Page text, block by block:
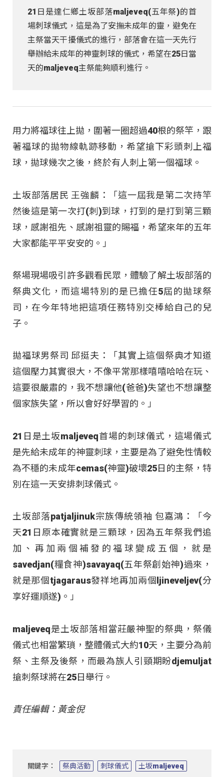
21日是達仁鄉土坂部落maljeveq(五年祭)的首
場刺球儀式，這是為了安撫未成年的靈，避免在
主祭當天干擾儀式的進行，部落會在這一天先行
舉辦給未成年的神靈刺球的儀式，希望在25日當
天的maljeveq主祭能夠順利進行。
用力將福球往上拋，圍著一圈超過40根的祭竿，跟
著福球的拋物線軌跡移動，希望搶下彩頭刺上福
球，拋球幾次之後，終於有人刺上第一個福球。
土坂部落居民 王強麟：「這一屆我是第二次持竿
然後這是第一次打(刺)到球，打到的是打到第三顆
球，感謝祖先、感謝祖靈的賜福，希望來年的五年
大家都能平平安安的。」
祭場現場吸引許多觀看民眾，體驗了解土坂部落的
祭典文化，而這場特別的是已擔任5屆的拋球祭
司，在今年特地把這項任務特別交棒給自己的兒
子。
拋福球男祭司 邱挺夫：「其實上這個祭典才知道
這個壓力其實很大，不像平常那樣嘻嘻哈哈在玩、
這要很嚴肅的，我不想讓他(爸爸)失望也不想讓整
個家族失望，所以會好好學習的。」
21日是土坂maljeveq首場的刺球儀式，這場儀式
是先給未成年的神靈刺球，主要是為了避免性情較
為不穩的未成年cemas(神靈)破壞25日的主祭，特
別在這一天安排刺球儀式。
土坂部落patjaljinuk宗族傳統領袖 包嘉鴻：「今
天21日原本確實就是三顆球，因為五年祭我們追
加、再加兩個補發的福球變成五個，就是
savedjan(糧食神)savayaq(五年祭創始神)過來，
就是那個tjagaraus發祥地再加兩個ljineveljev(分
享好運順遂)。」
maljeveq是土坂部落相當莊嚴神聖的祭典，祭儀
儀式也相當繁瑣，整體儀式大約10天，主要分為前
祭、主祭及後祭，而最為族人引頸期盼djemuljat
搶刺祭球將在25日舉行。
責任編輯：黃金倪
關鍵字： 祭典活動 刺球儀式 土坂maljeveq